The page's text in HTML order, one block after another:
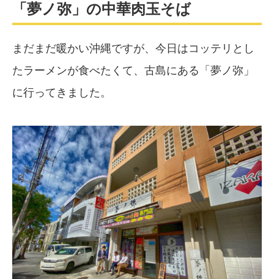
「夢ノ弥」の中華肉玉そば
まだまだ暖かい沖縄ですが、今日はコッテリとし
たラーメンが食べたくて、古島にある「夢ノ弥」
に行ってきました。